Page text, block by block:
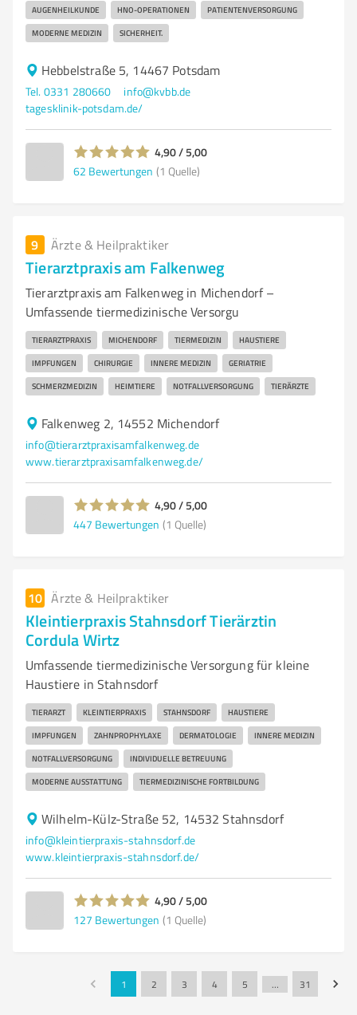
AUGENHEILKUNDE HNO-OPERATIONEN PATIENTENVERSORGUNG
MODERNE MEDIZIN SICHERHEIT.
Hebbelstraße 5, 14467 Potsdam
Tel. 0331 280660
info@kvbb.de
tagesklinik-potsdam.de/
4,90 / 5,00
62 Bewertungen (1 Quelle)
9 Ärzte & Heilpraktiker
Tierarztpraxis am Falkenweg
Tierarztpraxis am Falkenweg in Michendorf –
Umfassende tiermedizinische Versorgu
TIERARZTPRAXIS MICHENDORF TIERMEDIZIN HAUSTIERE
IMPFUNGEN CHIRURGIE INNERE MEDIZIN GERIATRIE
SCHMERZMEDIZIN HEIMTIERE NOTFALLVERSORGUNG TIERÄRZTE
Falkenweg 2, 14552 Michendorf
info@tierarztpraxisamfalkenweg.de
www.tierarztpraxisamfalkenweg.de/
4,90 / 5,00
447 Bewertungen (1 Quelle)
10 Ärzte & Heilpraktiker
Kleintierpraxis Stahnsdorf Tierärztin
Cordula Wirtz
Umfassende tiermedizinische Versorgung für kleine
Haustiere in Stahnsdorf
TIERARZT KLEINTIERPRAXIS STAHNSDORF HAUSTIERE
IMPFUNGEN ZAHNPROPHYLAXE DERMATOLOGIE INNERE MEDIZIN
NOTFALLVERSORGUNG INDIVIDUELLE BETREUUNG
MODERNE AUSSTATTUNG TIERMEDIZINISCHE FORTBILDUNG
Wilhelm-Külz-Straße 52, 14532 Stahnsdorf
info@kleintierpraxis-stahnsdorf.de
www.kleintierpraxis-stahnsdorf.de/
4,90 / 5,00
127 Bewertungen (1 Quelle)
1 2 3 4 5 … 31